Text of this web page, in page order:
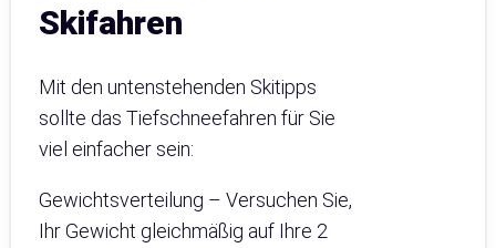
Skifahren
Mit den untenstehenden Skitipps
sollte das Tiefschneefahren für Sie
viel einfacher sein:
Gewichtsverteilung – Versuchen Sie,
Ihr Gewicht gleichmäßig auf Ihre 2